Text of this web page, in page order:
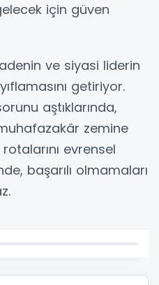
için güven
ve siyasi liderin
getiriyor.
aştıklarında,
zemine
evrensel
başarılı olmamaları